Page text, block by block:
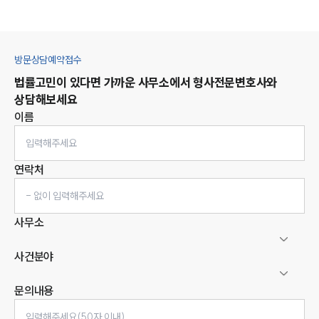
방문상담예약접수
법률고민이 있다면 가까운 사무소에서 형사전문변호사와
상담해보세요
이름
연락처
사무소
사건분야
문의내용